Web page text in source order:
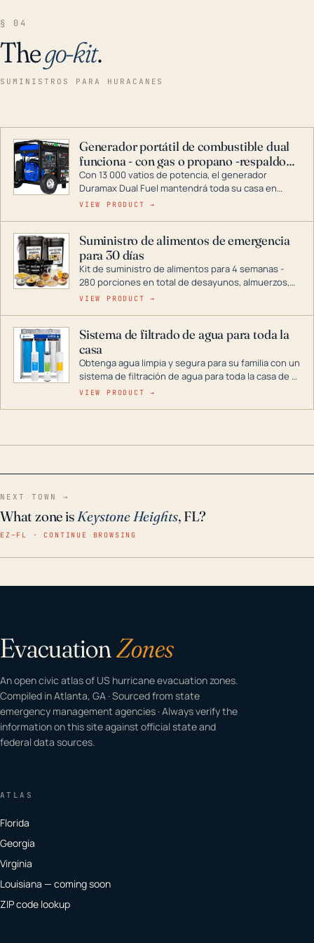
§ 04
Thego-kit.
SUMINISTROS PARA HURACANES
Generador portátil de combustible dual
funciona - con gas o propano -respaldo
para el hogar
Con 13 000 vatios de potencia, el generador
Duramax Dual Fuel mantendrá toda su casa en
funcionamiento durante una tormenta o un corte
combustible dual, con una gama completa que
abarca desde inversores digitales hasta
generadores que pueden alimentar toda su casa.
VIEW PRODUCT →
Suministro de alimentos de emergencia
para 30 días
Kit de suministro de alimentos para 4 semanas -
280 porciones en total de desayunos, almuerzos,
cenas y postres. Se puede almacenar durante
VIEW PRODUCT →
Sistema de filtrado de agua para toda la
casa
Obtenga agua limpia y segura para su familia con un
sistema de filtración de agua para toda la casa de 3
etapas. La tecnología avanzada de este filtro
en situaciones de emergencia.
VIEW PRODUCT →
NEXT TOWN →
What zone isKeystone Heights, FL?
EZ–FL · CONTINUE BROWSING
EvacuationZones
An open civic atlas of US hurricane evacuation zones.
Compiled in Atlanta, GA · Sourced from state
emergency management agencies · Always verify the
information on this site against official state and
federal data sources.
ATLAS
Florida
Georgia
Virginia
Louisiana — coming soon
ZIP code lookup